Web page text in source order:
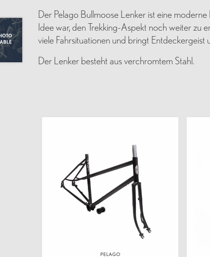
Der Pelago Bullmoose Lenker ist eine
Idee war, den Trekking-Aspekt noch weiter zu
viele Fahrsituationen und bringt Entdeckergeist
Der Lenker besteht aus verchromtem Stahl.
PELAGO